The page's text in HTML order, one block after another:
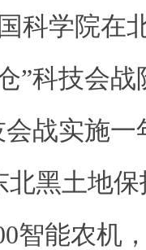
学院在
”科技会
会战实施
黑土地
智能农机